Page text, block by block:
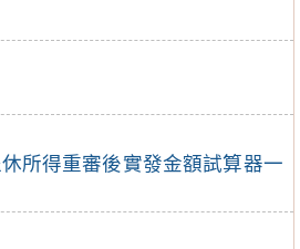
所得重審後實發金額試算器一